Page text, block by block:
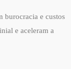
burocracia e custos
e aceleram a